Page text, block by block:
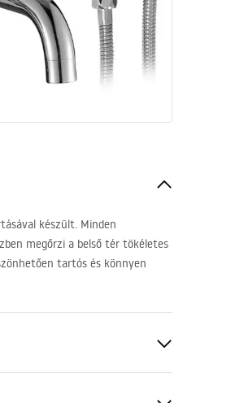
készült. Minden
megőrzi a belső tér tökéletes
tartós és könnyen